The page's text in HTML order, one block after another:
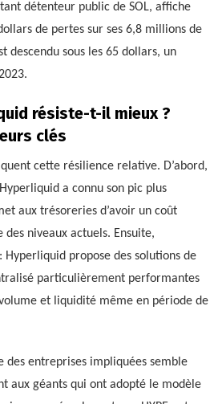
détenteur public de SOL, affiche
de pertes sur ses 6,8 millions de
descendu sous les 65 dollars, un
résiste-t-il mieux ?
clés
cette résilience relative. D’abord,
a connu son pic plus
aux trésoreries d’avoir un coût
des niveaux actuels. Ensuite,
Hyperliquid propose des solutions de
particulièrement performantes
et liquidité même en période de
des entreprises impliquées semble
aux géants qui ont adopté le modèle